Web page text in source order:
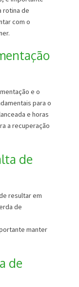
rotina de
com o
e o
para o
e horas
a recuperação
de
resultar em
de
manter
de